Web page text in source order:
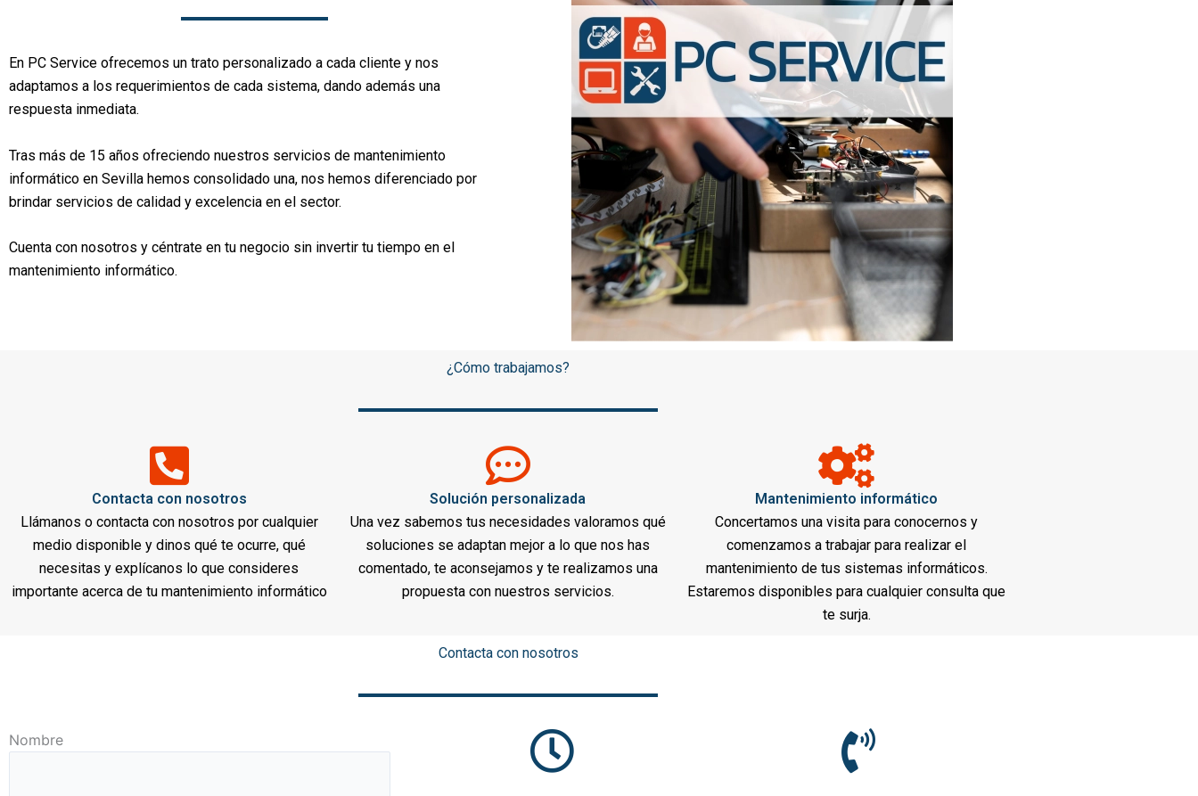
En PC Service ofrecemos un trato personalizado a cada cliente y nos
adaptamos a los requerimientos de cada sistema, dando además una
respuesta inmediata.
Tras más de 15 años ofreciendo nuestros servicios de mantenimiento
informático en Sevilla hemos consolidado una, nos hemos diferenciado por
brindar servicios de calidad y excelencia en el sector.
Cuenta con nosotros y céntrate en tu negocio sin invertir tu tiempo en el
mantenimiento informático.
¿Cómo trabajamos?
Contacta con nosotros
Llámanos o contacta con nosotros por cualquier
medio disponible y dinos qué te ocurre, qué
necesitas y explícanos lo que consideres
importante acerca de tu mantenimiento informático
Solución personalizada
Una vez sabemos tus necesidades valoramos qué
soluciones se adaptan mejor a lo que nos has
comentado, te aconsejamos y te realizamos una
propuesta con nuestros servicios.
Mantenimiento informático
Concertamos una visita para conocernos y
comenzamos a trabajar para realizar el
mantenimiento de tus sistemas informáticos.
Estaremos disponibles para cualquier consulta que
te surja.
Contacta con nosotros
Nombre